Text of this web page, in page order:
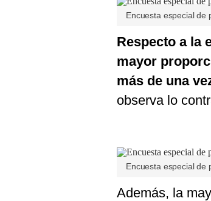
Encuesta especial de
Respecto a la
mayor
más de una
observa lo
Encuesta especial de
Además, la